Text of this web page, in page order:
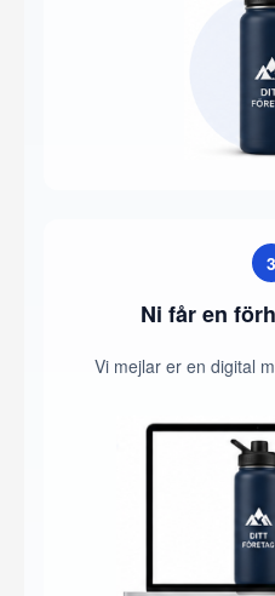
3
Ni får en
Vi mejlar er en digital